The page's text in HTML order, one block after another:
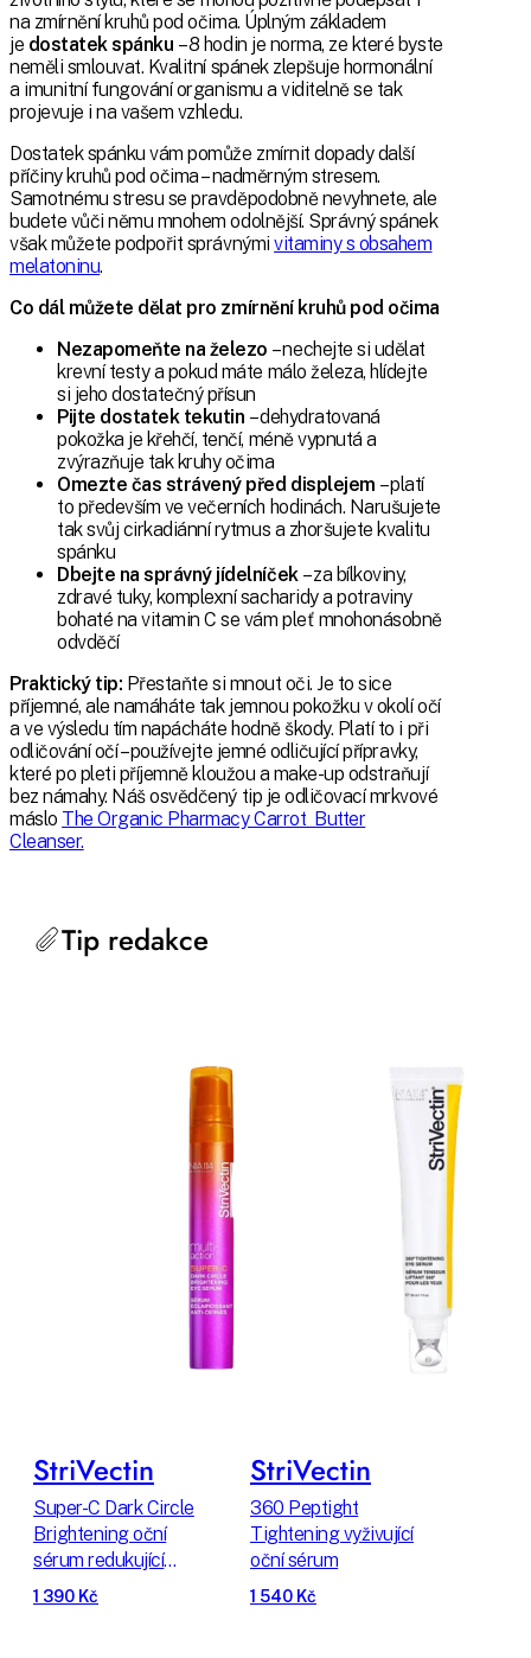
na zmírnění kruhů pod očima. Úplným základem
je dostatek spánku – 8 hodin je norma, ze které byste
neměli smlouvat. Kvalitní spánek zlepšuje hormonální
a imunitní fungování organismu a viditelně se tak
projevuje i na vašem vzhledu.
Dostatek spánku vám pomůže zmírnit dopady další
příčiny kruhů pod očima – nadměrným stresem.
Samotnému stresu se pravděpodobně nevyhnete, ale
budete vůči němu mnohem odolnější. Správný spánek
však můžete podpořit správnýmivitaminy s obsahem
melatoninu.
Co dál můžete dělat pro zmírnění kruhů pod očima
Nezapomeňte na železo – nechejte si udělat
krevní testy a pokud máte málo železa, hlídejte
si jeho dostatečný přísun
Pijte dostatek tekutin – dehydratovaná
pokožka je křehčí, tenčí, méně vypnutá a
zvýrazňuje tak kruhy očima
Omezte čas strávený před displejem – platí
to především ve večerních hodinách. Narušujete
tak svůj cirkadiánní rytmus a zhoršujete kvalitu
spánku
Dbejte na správný jídelníček– za bílkoviny,
zdravé tuky, komplexní sacharidy a potraviny
bohaté na vitamin C se vám pleť mnohonásobně
odvděčí
Praktický tip: Přestaňte si mnout oči. Je to sice
příjemné, ale namáháte tak jemnou pokožku v okolí očí
a ve výsledu tím napácháte hodně škody. Platí to i při
odličování očí – používejte jemné odličující přípravky,
které po pleti příjemně kloužou a make-up odstraňují
bez námahy. Náš osvědčený tip je odličovací mrkvové
máslo The Organic Pharmacy Carrot Butter
Cleanser.
Tip redakce
StriVectin
Super-C Dark Circle
Brightening oční
sérum redukující
kruhy pod očima
1 390 Kč
StriVectin
360 Peptight
Tightening vyživující
oční sérum
1 540 Kč